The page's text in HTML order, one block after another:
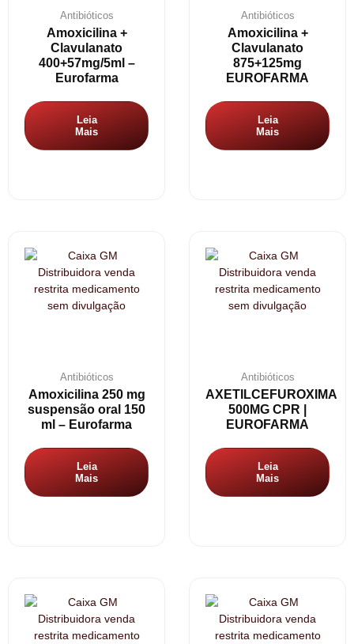
Antibióticos
Amoxicilina +
Clavulanato
400+57mg/5ml –
Eurofarma
Leia
Mais
Antibióticos
Amoxicilina +
Clavulanato
875+125mg
EUROFARMA
Leia
Mais
Antibióticos
Amoxicilina 250 mg
suspensão oral 150
ml – Eurofarma
Leia
Mais
Antibióticos
AXETILCEFUROXIMA
500MG CPR |
EUROFARMA
Leia
Mais